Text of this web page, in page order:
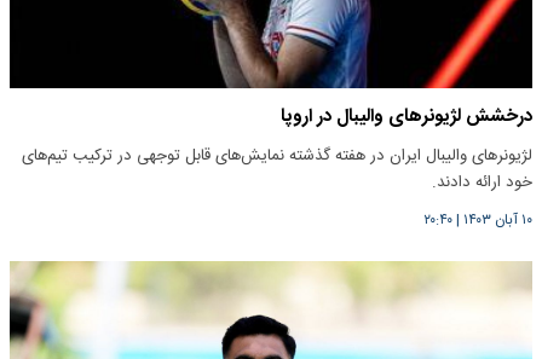
درخشش لژیونرهای والیبال در اروپا
لژیونرهای والیبال ایران در هفته گذشته نمایش‌های قابل توجهی در ترکیب تیم‌های
خود ارائه دادند.
۱۰ آبان ۱۴۰۳ |۲۰:۴۰